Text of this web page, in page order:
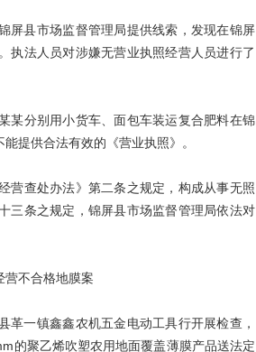
县市场监督管理局提供线索，发现在锦屏
执法人员对涉嫌无营业执照经营人员进行了
分别用小货车、面包车装运复合肥料在锦
提供合法有效的《营业执照》。
查处办法》第二条之规定，构成从事无照
三条之规定，锦屏县市场监督管理局依法对
不合格地膜案
一镇鑫鑫农机五金电动工具行开展检查，
的聚乙烯吹塑农用地面覆盖薄膜产品送法定